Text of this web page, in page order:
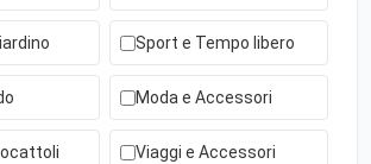
Sport e Tempo libero
Moda e Accessori
Viaggi e Accessori